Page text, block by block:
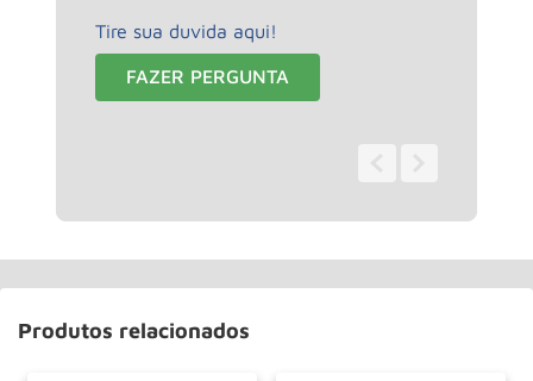
Tire sua duvida aqui!
FAZER PERGUNTA
Produtos relacionados